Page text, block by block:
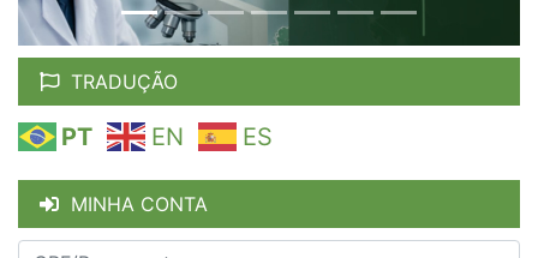
TRADUÇÃO
PT EN ES
MINHA CONTA